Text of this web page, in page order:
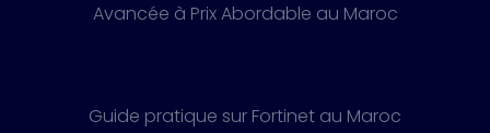
Avancée à Prix Abordable au Maroc
Guide pratique sur Fortinet au Maroc